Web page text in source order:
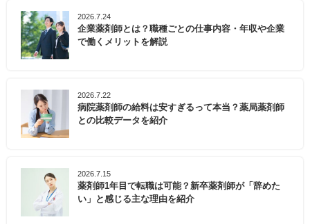
2026.7.24
企業薬剤師とは？職種ごとの仕事内容・年収や企業
で働くメリットを解説
2026.7.22
病院薬剤師の給料は安すぎるって本当？薬局薬剤師
との比較データを紹介
2026.7.15
薬剤師1年目で転職は可能？新卒薬剤師が「辞めた
い」と感じる主な理由を紹介